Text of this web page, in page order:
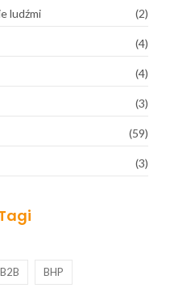
ludźmi (2)
(4)
(4)
(3)
(59)
(3)
B2B BHP